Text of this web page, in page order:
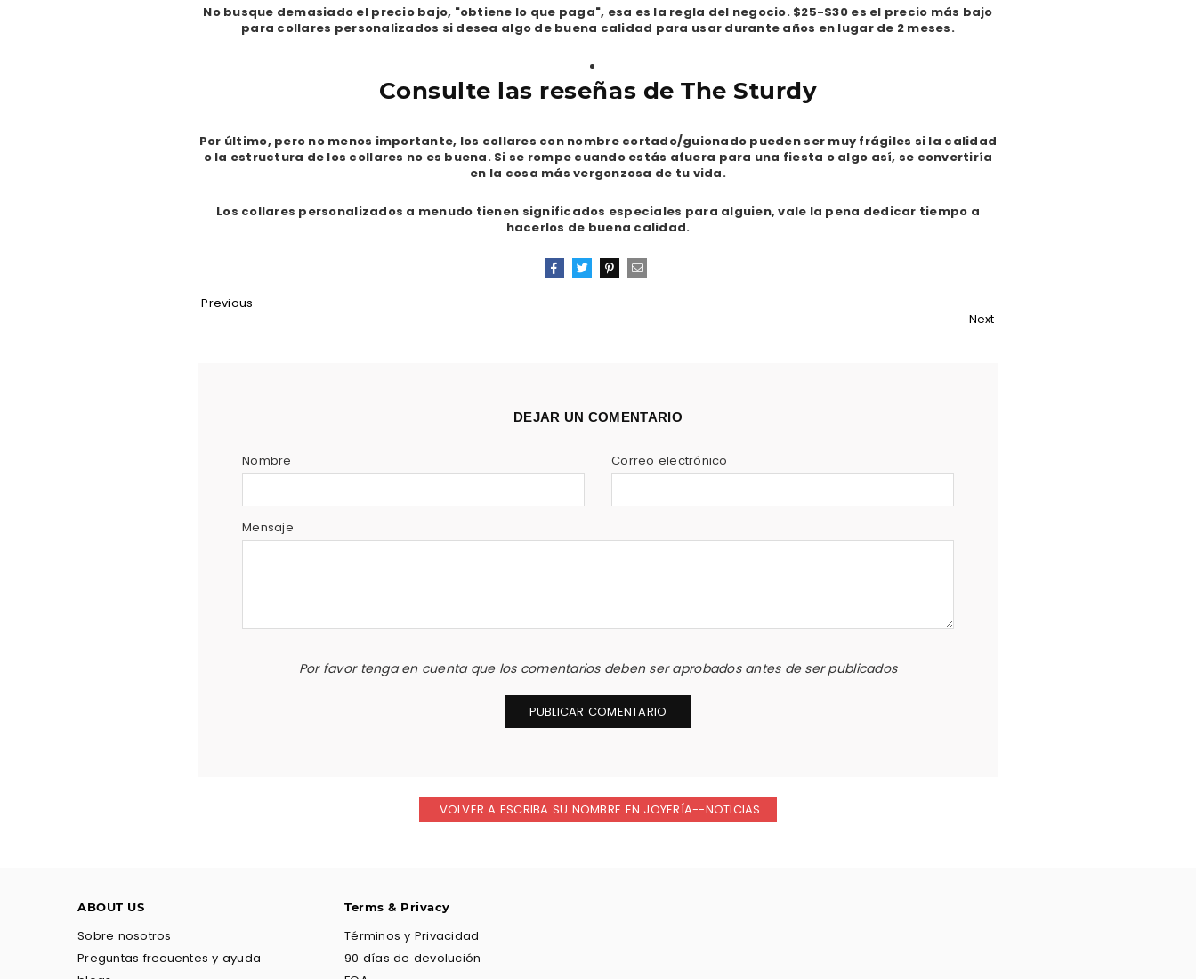
No busque demasiado el precio bajo, "obtiene lo que paga", esa es la regla del negocio. $25-$30 es el precio más bajo
para collares personalizados si desea algo de buena calidad para usar durante años en lugar de 2 meses.
Consulte las reseñas de The Sturdy
Por último, pero no menos importante, los collares con nombre cortado/guionado pueden ser muy frágiles si la calidad
o la estructura de los collares no es buena. Si se rompe cuando estás afuera para una fiesta o algo así, se convertiría
en la cosa más vergonzosa de tu vida.
Los collares personalizados a menudo tienen significados especiales para alguien, vale la pena dedicar tiempo a
hacerlos de buena calidad.
Previous
Next
DEJAR UN COMENTARIO
Nombre Correo electrónico
Mensaje
Por favor tenga en cuenta que los comentarios deben ser aprobados antes de ser publicados
VOLVER A ESCRIBA SU NOMBRE EN JOYERÍA--NOTICIAS
ABOUT US
Sobre nosotros
Preguntas frecuentes y ayuda
Terms & Privacy
Términos y Privacidad
90 días de devolución